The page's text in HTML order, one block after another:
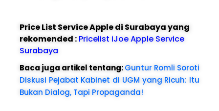
Price List Service Apple di Surabaya yang
rekomended : Pricelist iJoe Apple Service
Surabaya
Baca juga artikel tentang:Guntur Romli Soroti
Diskusi Pejabat Kabinet di UGM yang Ricuh: Itu
Bukan Dialog, Tapi Propaganda!